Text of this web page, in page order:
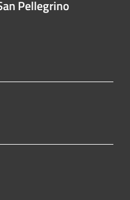
Pellegrino